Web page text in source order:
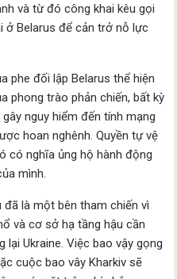
và từ đó công khai kêu gọi
ở Belarus để cản trở nỗ lực
phe đối lập Belarus thể hiện
phong trào phản chiến, bất kỳ
nguy hiểm đến tính mạng
hoan nghênh. Quyền tự vệ
có nghĩa ủng hộ hành động
mình.
là một bên tham chiến vì
và cơ sở hạ tầng hậu cần
Ukraine. Việc bao vậy gọng
cuộc bao vây Kharkiv sẽ